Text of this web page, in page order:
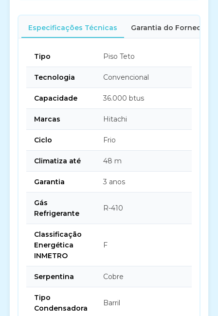
Especificações Técnicas Garantia do Fornecedor
Tipo Piso Teto
Tecnologia Convencional
Capacidade 36.000 btus
Marcas Hitachi
Ciclo Frio
Climatiza até 48 m
Garantia 3 anos
Gás
Refrigerante
R-410
Classificação
Energética
INMETRO
F
Serpentina Cobre
Tipo
Condensadora
Barril